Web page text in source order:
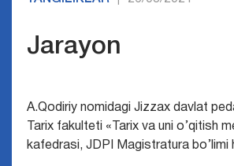
Jarayon
A.Qodiriy nomidagi Jizzax davlat
Tarix fakulteti «Tarix va uni o’qitish
kafedrasi, JDPI Magistratura bo’limi